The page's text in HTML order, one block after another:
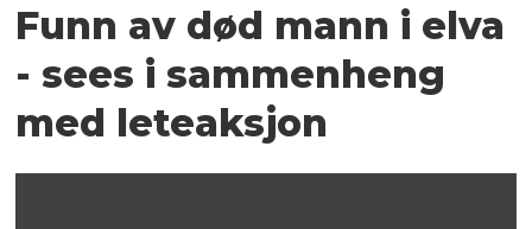
Funn av død mann i elva
- sees i sammenheng
med leteaksjon